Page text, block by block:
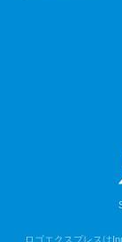
ロゴエクスプレスは